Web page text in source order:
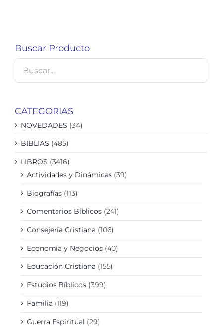
Buscar Producto
CATEGORIAS
NOVEDADES (34)
BIBLIAS (485)
LIBROS (3416)
Actividades y Dinámicas (39)
Biografías (113)
Comentarios Bíblicos (241)
Consejería Cristiana (106)
Economía y Negocios (40)
Educación Cristiana (155)
Estudios Bíblicos (399)
Familia (119)
Guerra Espiritual (29)